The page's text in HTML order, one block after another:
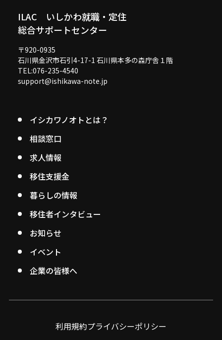
ILAC いしかわ就職・定住
総合サポートセンター
〒920-0935
石川県金沢市石引4-17-1 石川県本多の森庁舎１階
TEL:076-235-4540
support@ishikawa-note.jp
イシカワノオトとは？
相談窓口
求人情報
移住支援金
暮らしの情報
移住者インタビュー
お知らせ
イベント
企業の皆様へ
利用規約プライバシーポリシー